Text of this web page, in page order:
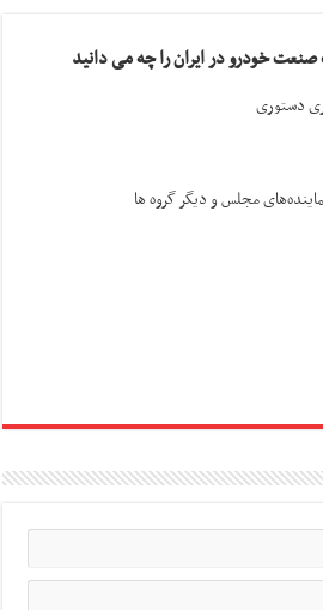
خودرو در ایران را چه می دانید
دستوری
مجلس و دیگر گروه ها